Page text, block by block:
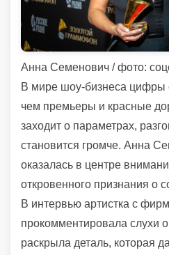
Анна Семенович / фото:
В мире шоу-бизнеса
чем премьеры и красные
заходит о параметрах,
становится громче. Анна
оказалась в центре
откровенного признания о
В интервью артистка с
прокомментировала слухи
раскрыла деталь, которая